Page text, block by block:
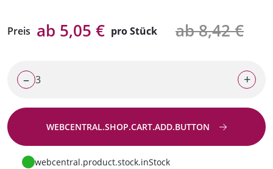
Preis ab 5,05 € pro Stück ab 8,42 €
– +
WEBCENTRAL.SHOP.CART.ADD.BUTTON
Zur Anfrage
webcentral.product.stock.inStock